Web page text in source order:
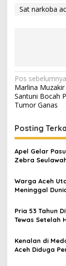
t
Sat narkoba
N
a
v
i
g
a
s
i
p
s
Pos sebelumnya
Marlina
Santuni Bocah
Tumor Ganas
Posting
Apel Gelar
Zebra
Warga Aceh
Meninggal
Pria 53 Tahun
Tewas Setelah
Kenalan di
Aceh Diduga